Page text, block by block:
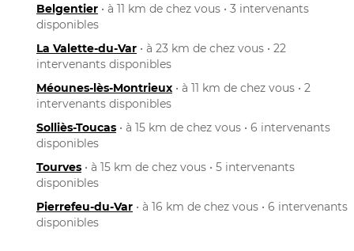
Belgentier • à 11 km de chez vous • 3 intervenants
disponibles
La Valette-du-Var • à 23 km de chez vous • 22
intervenants disponibles
Méounes-lès-Montrieux • à 11 km de chez vous • 2
intervenants disponibles
Solliès-Toucas • à 15 km de chez vous • 6 intervenants
disponibles
Tourves • à 15 km de chez vous • 5 intervenants
disponibles
Pierrefeu-du-Var • à 16 km de chez vous • 6 intervenants
disponibles